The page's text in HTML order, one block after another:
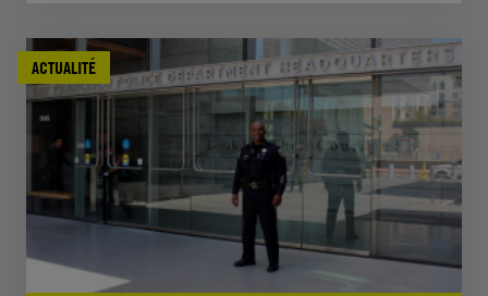
ACTUALITÉ